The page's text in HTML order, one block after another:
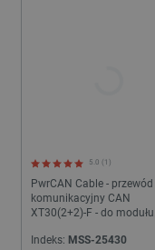
PwrCAN Cable - przewód
komunikacyjny CAN
XT30(2+2)-F - do modułu
M5Stack A146-B
5.0 (1)
Indeks: MSS-25430